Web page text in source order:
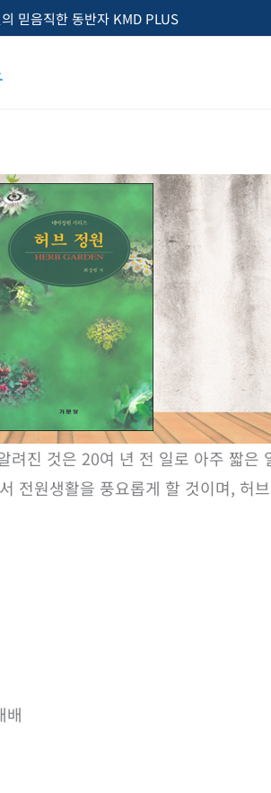
믿음직한 동반자 KMD PLUS
려진 것은 20여 년 전 일로 아주 짧
전원생활을 풍요롭게 할 것이며, 허
배